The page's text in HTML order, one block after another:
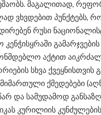
მაგალითად,
ვხვდებით პუნქტებს,
რუსი
აქტით
სხვა ქვეყნისთვის
მიმართული ქმედებები
და სამუდამოდ
კურილიის